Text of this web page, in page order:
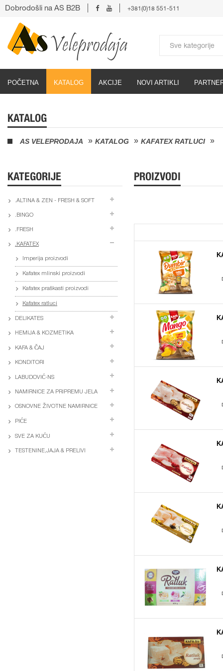
POČETNA KATALOG AKCIJE NOVI ARTIKLI
Dobrodošli na AS B2B +381(0)18 551-511
KATALOG
AS VELEPRODAJA KATALOG KAFATEX RATLUCI
KATEGORIJE
.ALTINA & ZEN - FRESH & SOFT
.BINGO
.FRESH
.KAFATEX
Imperija proizvodi
Kafatex mlinski proizvodi
Kafatex praškasti proizvodi
Kafatex ratluci
DELIKATES
HEMIJA & KOZMETIKA
KAFA & ČAJ
KONDITORI
LABUDOVIĆ-NS
NAMIRNICE ZA PRIPREMU JELA
OSNOVNE ŽIVOTNE NAMIRNICE
PIĆE
SVE ZA KUĆU
TESTENINE,JAJA & PRELIVI
PROIZVODI